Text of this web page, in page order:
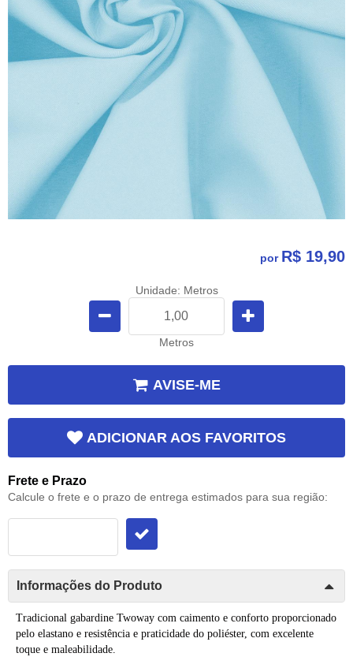
por R$ 19,90
Unidade: Metros
Metros
AVISE-ME
ADICIONAR AOS FAVORITOS
Frete e Prazo
Calcule o frete e o prazo de entrega estimados para sua região:
Informações do Produto
Tradicional gabardine Twoway com caimento e conforto proporcionado
pelo elastano e resistência e praticidade do poliéster, com excelente
toque e maleabilidade.